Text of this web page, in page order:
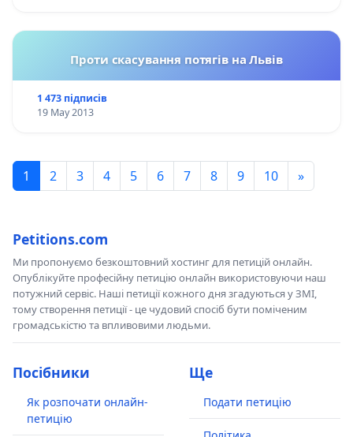
Проти скасування потягів на Львів
1 473 підписів
19 May 2013
1 2 3 4 5 6 7 8 9 10 »
Petitions.com
Ми пропонуємо безкоштовний хостинг для петицій онлайн.
Опублікуйте професійну петицію онлайн використовуючи наш
потужний сервіс. Наші петиції кожного дня згадуються у ЗМІ,
тому створення петиції - це чудовий спосіб бути поміченим
громадськістю та впливовими людьми.
Посібники
Як розпочати онлайн-
петицію
Ще
Подати петицію